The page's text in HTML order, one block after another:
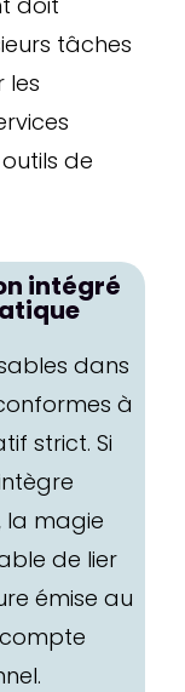
tâches
les
de
intégré
dans
à
strict. Si
la magie
de lier
émise au